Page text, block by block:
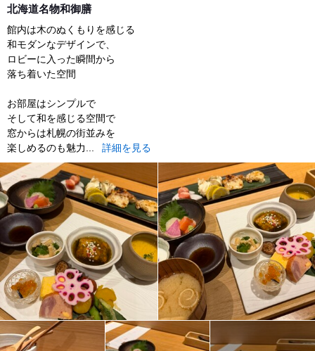
北海道名物和御膳
館内は木のぬくもりを感じる
和モダンなデザインで、
ロビーに入った瞬間から
落ち着いた空間
お部屋はシンプルで
そして和を感じる空間で
窓からは札幌の街並みを
楽しめるのも魅力...
詳細を見る